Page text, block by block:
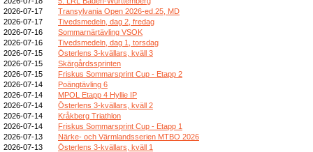
2026-07-17
Transylvania Open 2026-ed.25, MD
2026-07-17
Tivedsmedeln, dag 2, fredag
2026-07-16
Sommarnärtävling VSOK
2026-07-16
Tivedsmedeln, dag 1, torsdag
2026-07-15
Österlens 3-kvällars, kväll 3
2026-07-15
Skärgårdssprinten
2026-07-15
Friskus Sommarsprint Cup - Etapp 2
2026-07-14
Poängtävling 6
2026-07-14
MPOL Etapp 4 Hyllie IP
2026-07-14
Österlens 3-kvällars, kväll 2
2026-07-14
Kråkberg Triathlon
2026-07-14
Friskus Sommarsprint Cup - Etapp 1
2026-07-13
Närke- och Värmlandsserien MTBO 2026
2026-07-13
Österlens 3-kvällars, kväll 1